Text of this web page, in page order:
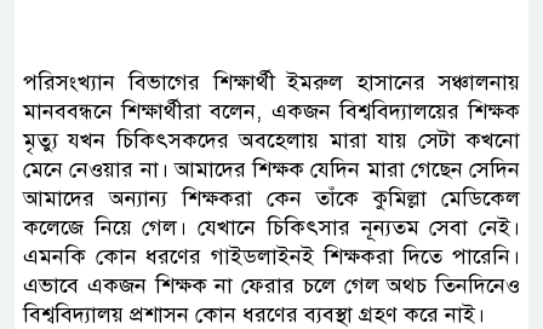
পরিসংখ্যান বিভাগের শিক্ষার্থী ইমরুল হাসানের সঞ্চালনায়
মানববন্ধনে শিক্ষার্থীরা বলেন, একজন বিশ্ববিদ্যালয়ের শিক্ষক
মৃত্যু যখন চিকিৎসকদের অবহেলায় মারা যায় সেটা কখনো
মেনে নেওয়ার না। আমাদের শিক্ষক যেদিন মারা গেছেন সেদিন
আমাদের অন্যান্য শিক্ষকরা কেন তাঁকে কুমিল্লা মেডিকেল
কলেজে নিয়ে গেল। যেখানে চিকিৎসার নূন্যতম সেবা নেই।
এমনকি কোন ধরণের গাইডলাইনই শিক্ষকরা দিতে পারেনি।
এভাবে একজন শিক্ষক না ফেরার চলে গেল অথচ তিনদিনেও
বিশ্ববিদ্যালয় প্রশাসন কোন ধরণের ব্যবস্থা গ্রহণ করে নাই।